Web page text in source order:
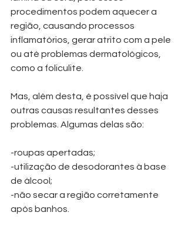
procedimentos podem aquecer a
região, causando processos
inflamatórios, gerar atrito com a pele
ou até problemas dermatológicos,
como a foliculite.
Mas, além desta, é possível que haja
outras causas resultantes desses
problemas. Algumas delas são:
-roupas apertadas;
-utilização de desodorantes à base
de álcool;
-não secar a região corretamente
após banhos.